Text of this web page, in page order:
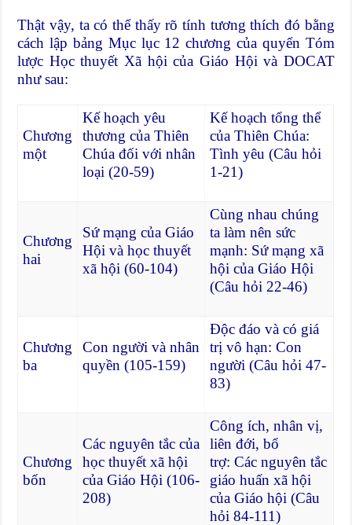
Thật vậy, ta có thể thấy rõ tính tương thích đó bằng
cách lập bảng Mục lục 12 chương của quyển Tóm
lược Học thuyết Xã hội của Giáo Hội và DOCAT
như sau:
Chương
một
Kế hoạch yêu
thương của Thiên
Chúa đối với nhân
loại (20-59)
Kế hoạch tổng thể
của Thiên Chúa:
Tình yêu (Câu hỏi
1-21)
Chương
hai
Sứ mạng của Giáo
Hội và học thuyết
xã hội (60-104)
Cùng nhau chúng
ta làm nên sức
mạnh: Sứ mạng xã
hội của Giáo Hội
(Câu hỏi 22-46)
Chương
ba
Con người và nhân
quyền (105-159)
Độc đáo và có giá
trị vô hạn: Con
người (Câu hỏi 47-
83)
Chương
bốn
Các nguyên tắc của
học thuyết xã hội
của Giáo Hội (106-
208)
Công ích, nhân vị,
liên đới, bổ
trợ: Các nguyên tắc
giáo huấn xã hội
của Giáo hội (Câu
hỏi 84-111)